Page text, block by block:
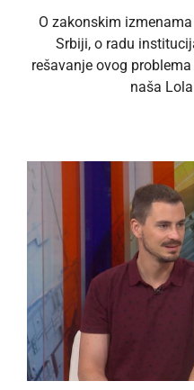
O zakonskim
Srbiji, o radu
rešavanje ovog
naša